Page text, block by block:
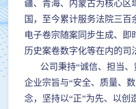
疆、青海、内蒙古为核心区
国，至今累计服务法院三百
电子卷宗随案同步生成、即
历史案卷数字化等在内的司
公司秉持“诚信、担当
企业宗旨与“安全、质量、
念，坚持以“正”为先、以创